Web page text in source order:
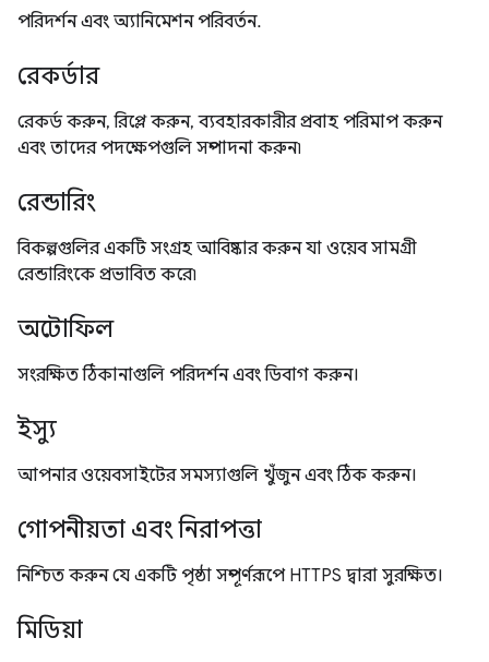
পরিদর্শন এবং অ্যানিমেশন পরিবর্তন.
রেকর্ডার
রেকর্ড করুন, রিপ্লে করুন, ব্যবহারকারীর প্রবাহ পরিমাপ করুন
এবং তাদের পদক্ষেপগুলি সম্পাদনা করুন৷
রেন্ডারিং
বিকল্পগুলির একটি সংগ্রহ আবিষ্কার করুন যা ওয়েব সামগ্রী
রেন্ডারিংকে প্রভাবিত করে৷
অটোফিল
সংরক্ষিত ঠিকানাগুলি পরিদর্শন এবং ডিবাগ করুন।
ইস্যু
আপনার ওয়েবসাইটের সমস্যাগুলি খুঁজুন এবং ঠিক করুন।
গোপনীয়তা এবং নিরাপত্তা
নিশ্চিত করুন যে একটি পৃষ্ঠা সম্পূর্ণরূপে HTTPS দ্বারা সুরক্ষিত।
মিডিয়া